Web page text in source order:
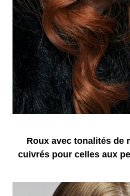
Roux avec tonalités de
cuivrés pour celles aux